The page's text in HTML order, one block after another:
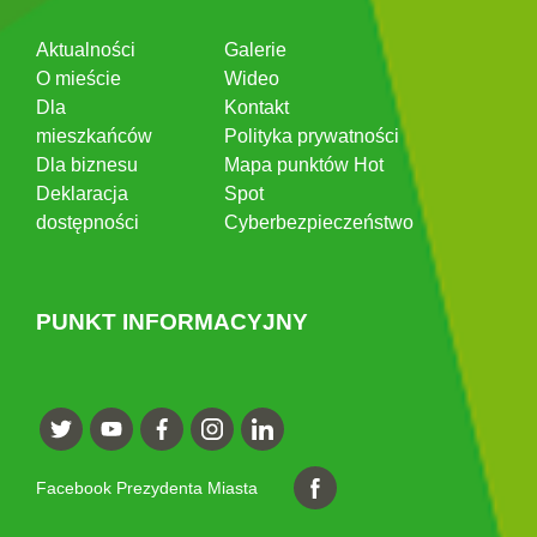
Aktualności
O mieście
Dla
mieszkańców
Dla biznesu
Deklaracja
dostępności
Galerie
Wideo
Kontakt
Polityka prywatności
Mapa punktów Hot
Spot
Cyberbezpieczeństwo
PUNKT INFORMACYJNY
Facebook Prezydenta Miasta